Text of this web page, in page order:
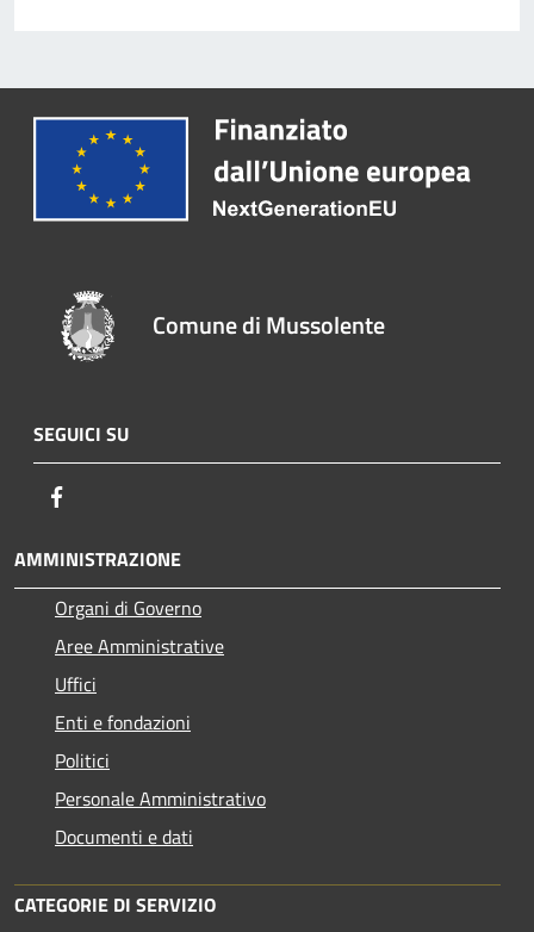
Comune di Mussolente
SEGUICI SU
AMMINISTRAZIONE
Organi di Governo
Aree Amministrative
Uffici
Enti e fondazioni
Politici
Personale Amministrativo
Documenti e dati
CATEGORIE DI SERVIZIO